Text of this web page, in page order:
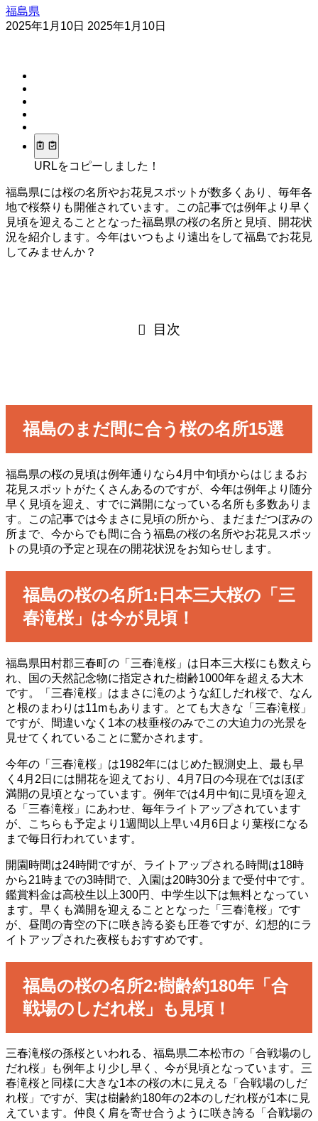
福島県
2025年1月10日 2025年1月10日
URLをコピーしました！
福島県には桜の名所やお花見スポットが数多くあり、毎年各
地で桜祭りも開催されています。この記事では例年より早く
見頃を迎えることとなった福島県の桜の名所と見頃、開花状
況を紹介します。今年はいつもより遠出をして福島でお花見
してみませんか？
目次
福島のまだ間に合う桜の名所15選
福島県の桜の見頃は例年通りなら4月中旬頃からはじまるお
花見スポットがたくさんあるのですが、今年は例年より随分
早く見頃を迎え、すでに満開になっている名所も多数ありま
す。この記事では今まさに見頃の所から、まだまだつぼみの
所まで、今からでも間に合う福島の桜の名所やお花見スポッ
トの見頃の予定と現在の開花状況をお知らせします。
福島の桜の名所1:日本三大桜の「三
春滝桜」は今が見頃！
福島県田村郡三春町の「三春滝桜」は日本三大桜にも数えら
れ、国の天然記念物に指定された樹齢1000年を超える大木
です。「三春滝桜」はまさに滝のような紅しだれ桜で、なん
と根のまわりは11mもあります。とても大きな「三春滝桜」
ですが、間違いなく1本の枝垂桜のみでこの大迫力の光景を
見せてくれていることに驚かされます。
今年の「三春滝桜」は1982年にはじめた観測史上、最も早
く4月2日には開花を迎えており、4月7日の今現在ではほぼ
満開の見頃となっています。例年では4月中旬に見頃を迎え
る「三春滝桜」にあわせ、毎年ライトアップされています
が、こちらも予定より1週間以上早い4月6日より葉桜になる
まで毎日行われています。
開園時間は24時間ですが、ライトアップされる時間は18時
から21時までの3時間で、入園は20時30分まで受付中です。
鑑賞料金は高校生以上300円、中学生以下は無料となってい
ます。早くも満開を迎えることとなった「三春滝桜」です
が、昼間の青空の下に咲き誇る姿も圧巻ですが、幻想的にラ
イトアップされた夜桜もおすすめです。
福島の桜の名所2:樹齢約180年「合
戦場のしだれ桜」も見頃！
三春滝桜の孫桜といわれる、福島県二本松市の「合戦場のし
だれ桜」も例年より少し早く、今が見頃となっています。三
春滝桜と同様に大きな1本の桜の木に見える「合戦場のしだ
れ桜」ですが、実は樹齢約180年の2本のしだれ桜が1本に見
えています。仲良く肩を寄せ合うように咲き誇る「合戦場の